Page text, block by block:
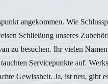
angekommen. Wie
Schließung unseres
zu besuchen. Ihr vielen
Servicepunkte auf.
Gewissheit. Ja, ist neu, gibt